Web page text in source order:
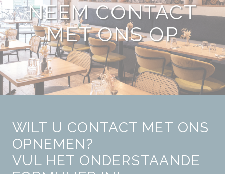
NEEM CONTACT
MET ONS OP
WILT U CONTACT MET ONS
OPNEMEN?
VUL HET ONDERSTAANDE